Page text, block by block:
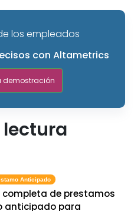
los empleados
con Altametrics
demostración
Anticipado
completa de prestamos
anticipado para